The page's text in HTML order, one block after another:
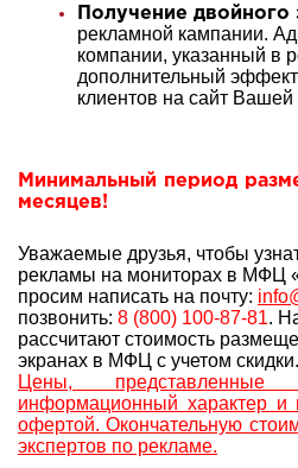
Получение двойного
рекламной кампании.
компании, указанный в
дополнительный
клиентов на сайт
Минимальный период
месяцев!
Уважаемые друзья, чтобы
рекламы на мониторах в МФЦ
просим написать на почту:
позвонить: 8 (800) 100-87-81.
рассчитают стоимость
экранах в МФЦ с учетом
Цены,
информационный характер и
офертой. Окончательную
экспертов по рекламе.